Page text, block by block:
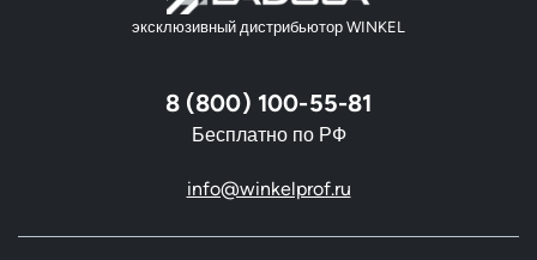
эксклюзивный дистрибьютор WINKEL
8 (800) 100-55-81
Бесплатно по РФ
info@winkelprof.ru